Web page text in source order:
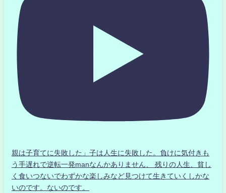
親は子育てに失敗した」子は人生に失敗した。負けに気付きも
う手遅れで逆転一発manなんかありません、 残りの人生、貧し
く食いつないでわずかな楽しみなど見つけて生きていくしかな
いのです。ないのです。